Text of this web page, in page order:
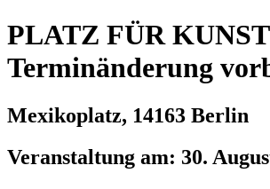
PLATZ FÜR
Terminänderung
Mexikoplatz, 14163 Berlin
Veranstaltung am: 30.